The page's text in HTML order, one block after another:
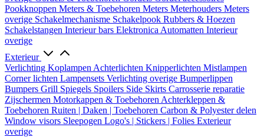
Pookknoppen Meters & Toebehoren Meters Meterhouders Meters
overige Schakelmechanisme Schakelpook Rubbers & Hoezen
Schakelstangen Interieur bars Elektronica Automatten Interieur
overige
Exterieur
Verlichting Koplampen Achterlichten Knipperlichten Mistlampen
Corner lichten Lampensets Verlichting overige Bumperlippen
Bumpers Grill Spiegels Spoilers Side Skirts Carrosserie reparatie
Zijschermen Motorkappen & Toebehoren Achterkleppen &
Toebehoren Ruiten | Daken | Toebehoren Carbon & Polyester delen
Window visors Sleepogen Logo's | Stickers | Folies Exterieur
overige